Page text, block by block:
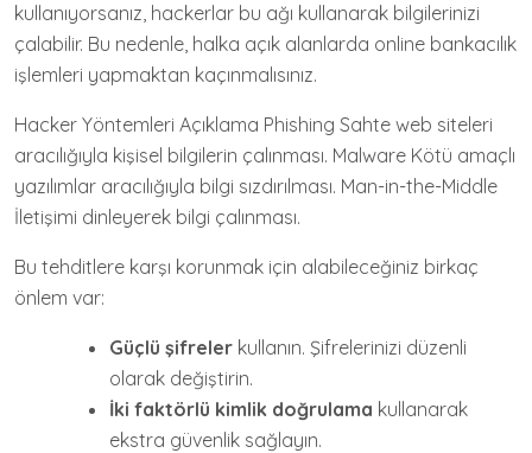
kullanıyorsanız, hackerlar bu ağı kullanarak bilgilerinizi
çalabilir. Bu nedenle, halka açık alanlarda online bankacılık
işlemleri yapmaktan kaçınmalısınız.
Hacker Yöntemleri Açıklama Phishing Sahte web siteleri
aracılığıyla kişisel bilgilerin çalınması. Malware Kötü amaçlı
yazılımlar aracılığıyla bilgi sızdırılması. Man-in-the-Middle
İletişimi dinleyerek bilgi çalınması.
Bu tehditlere karşı korunmak için alabileceğiniz birkaç
önlem var:
Güçlü şifreler kullanın. Şifrelerinizi düzenli
olarak değiştirin.
İki faktörlü kimlik doğrulama kullanarak
ekstra güvenlik sağlayın.